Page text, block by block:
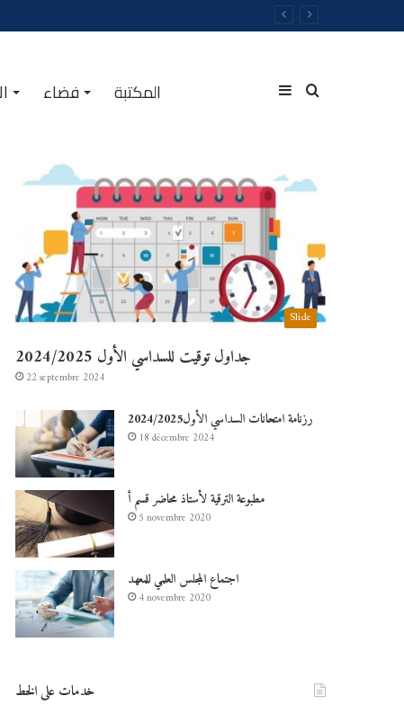
فضاء المكتبة Rechercher
Sidebar
Slide
جداول توقيت للسداسي الأول 2024/2025
22 septembre 2024
رزنامة امتحانات السداسي الأول2024/2025
18 décembre 2024
مطبوعة الترقية لأستاذ محاضر قسم أ
5 novembre 2020
اجتماع المجلس العلمي للمعهد
4 novembre 2020
خدمات على الخط